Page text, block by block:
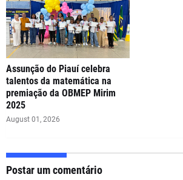
Assunção do Piauí celebra
talentos da matemática na
premiação da OBMEP Mirim
2025
August 01, 2026
Postar um comentário